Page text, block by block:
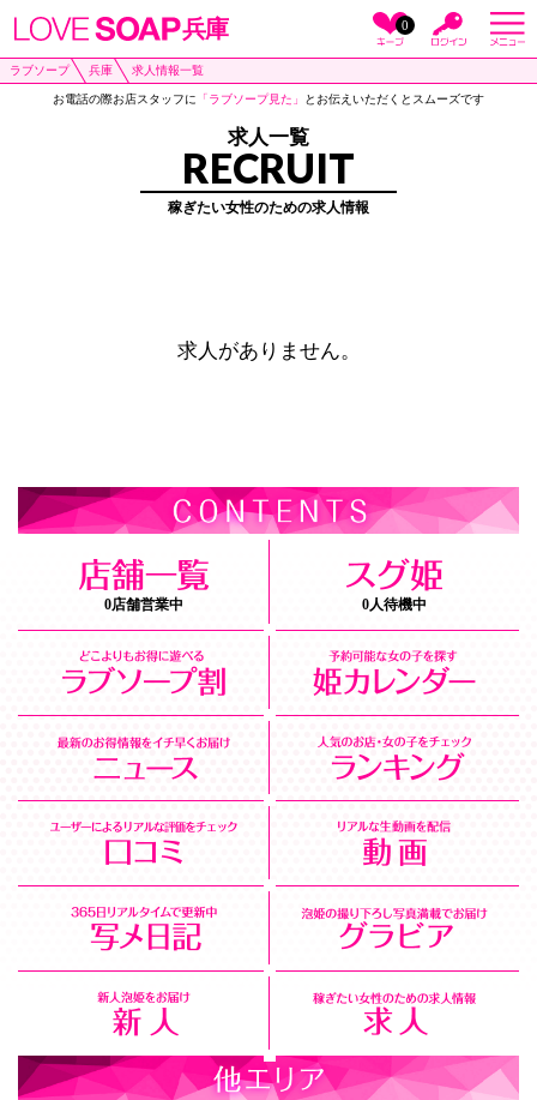
兵庫 0
ラブソープ 兵庫 求人情報一覧
お電話の際お店スタッフに 「ラブソープ見た」 とお伝えいただくとスムーズです
求人一覧
RECRUIT
稼ぎたい女性のための求人情報
求人がありません。
0店舗営業中 0人待機中